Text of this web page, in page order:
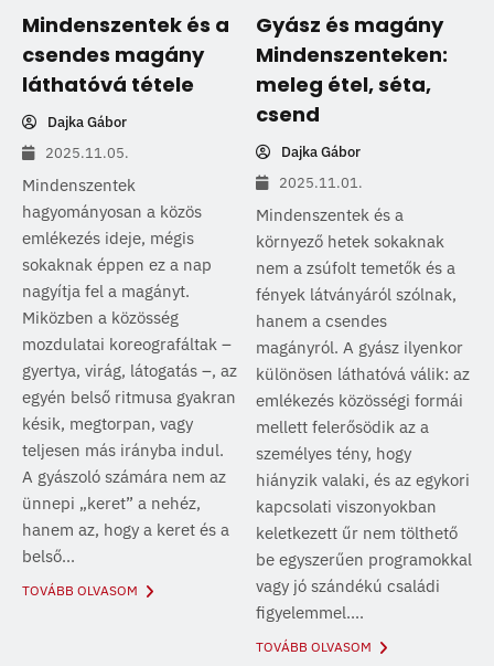
Mindenszentek és a
csendes magány
láthatóvá tétele
Dajka Gábor
2025.11.05.
Mindenszentek
hagyományosan a közös
emlékezés ideje, mégis
sokaknak éppen ez a nap
nagyítja fel a magányt.
Miközben a közösség
mozdulatai koreografáltak –
gyertya, virág, látogatás –, az
egyén belső ritmusa gyakran
késik, megtorpan, vagy
teljesen más irányba indul.
A gyászoló számára nem az
ünnepi „keret” a nehéz,
hanem az, hogy a keret és a
belső...
TOVÁBB OLVASOM
Gyász és magány
Mindenszenteken:
meleg étel, séta,
csend
Dajka Gábor
2025.11.01.
Mindenszentek és a
környező hetek sokaknak
nem a zsúfolt temetők és a
fények látványáról szólnak,
hanem a csendes
magányról. A gyász ilyenkor
különösen láthatóvá válik: az
emlékezés közösségi formái
mellett felerősödik az a
személyes tény, hogy
hiányzik valaki, és az egykori
kapcsolati viszonyokban
keletkezett űr nem tölthető
be egyszerűen programokkal
vagy jó szándékú családi
figyelemmel....
TOVÁBB OLVASOM